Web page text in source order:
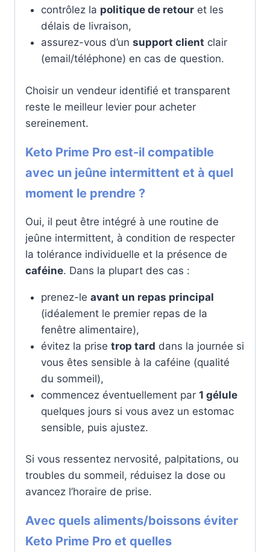
contrôlez la politique de retouret les
délais de livraison,
assurez-vous d’un support client clair
(email/téléphone) en cas de question.
Choisir un vendeur identifié et transparent
reste le meilleur levier pour acheter
sereinement.
Keto Prime Pro est-il compatible
avec un jeûne intermittent et à quel
moment le prendre ?
Oui, il peut être intégré à une routine de
jeûne intermittent, à condition de respecter
la tolérance individuelle et la présence de
caféine. Dans la plupart des cas :
prenez-le avant un repas principal
(idéalement le premier repas de la
fenêtre alimentaire),
évitez la prise trop tard dans la journée si
vous êtes sensible à la caféine (qualité
du sommeil),
commencez éventuellement par 1 gélule
quelques jours si vous avez un estomac
sensible, puis ajustez.
Si vous ressentez nervosité, palpitations, ou
troubles du sommeil, réduisez la dose ou
avancez l’horaire de prise.
Avec quels aliments/boissons éviter
Keto Prime Pro et quelles